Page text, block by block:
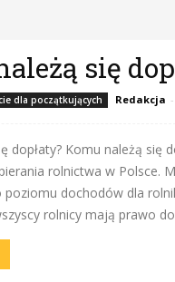
się
dla początkujących Redakcja -
dopłaty? Komu należą się
rolnictwa w Polsce.
poziomu dochodów dla
rolnicy mają prawo